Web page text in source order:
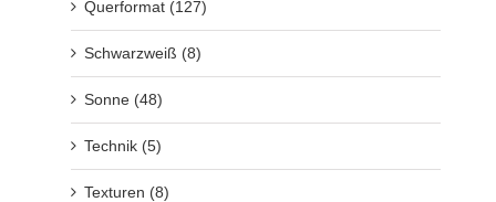
Querformat (127)
Schwarzweiß (8)
Sonne (48)
Technik (5)
Texturen (8)